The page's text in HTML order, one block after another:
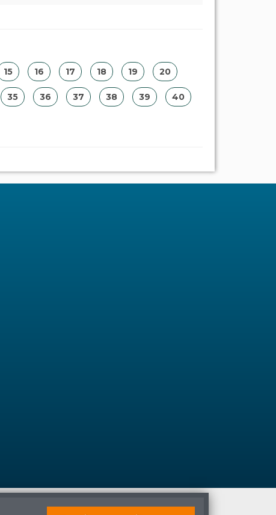
15 16 17 18 19 20
35 36 37 38 39 40